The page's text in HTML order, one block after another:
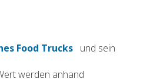
Food Trucks
(si apre in una nuova scheda)
und sein
werden anhand